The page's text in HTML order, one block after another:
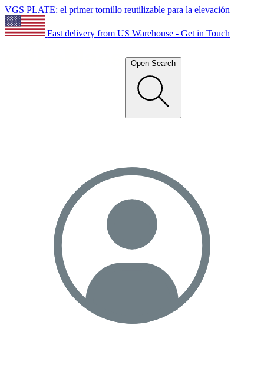
VGS PLATE: el primer tornillo reutilizable para la elevación
Fast delivery from US Warehouse - Get in Touch
Open Search